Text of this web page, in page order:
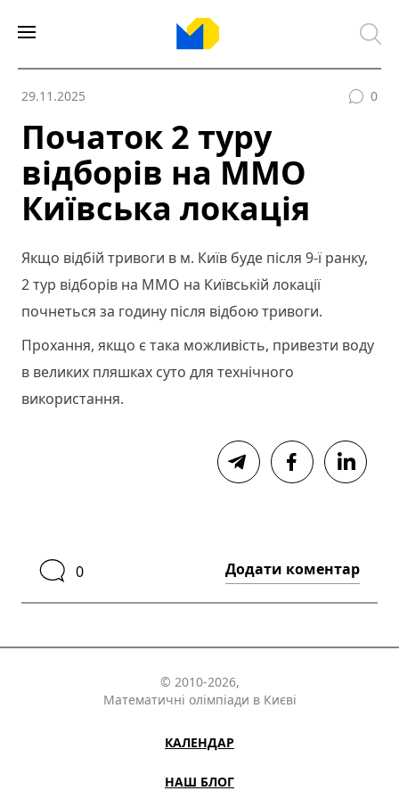
29.11.2025 0
Початок 2 туру
відборів на ММО
Київська локація
Якщо відбій тривоги в м. Київ буде після 9-ї ранку,
2 тур відборів на ММО на Київській локації
почнеться за годину після відбою тривоги.
Прохання, якщо є така можливість, привезти воду
в великих пляшках суто для технічного
використання.
0 Додати коментар
© 2010-2026,
Математичні олімпіади в Києві
КАЛЕНДАР
НАШ БЛОГ